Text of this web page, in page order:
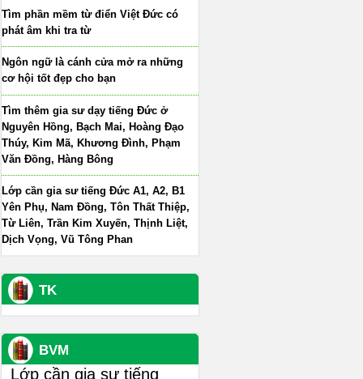
Tìm phần mềm từ điển Việt Đức có
phát âm khi tra từ
Ngôn ngữ là cánh cửa mở ra những
cơ hội tốt đẹp cho bạn
Tìm thêm gia sư dạy tiếng Đức ở
Nguyên Hồng, Bạch Mai, Hoàng Đạo
Thúy, Kim Mã, Khương Đình, Phạm
Văn Đồng, Hàng Bông
Lớp cần gia sư tiếng Đức A1, A2, B1
Yên Phụ, Nam Đồng, Tôn Thất Thiệp,
Từ Liên, Trần Kim Xuyến, Thịnh Liệt,
Dịch Vọng, Vũ Tông Phan
TK
BVM
Lớp cần gia sư tiếng